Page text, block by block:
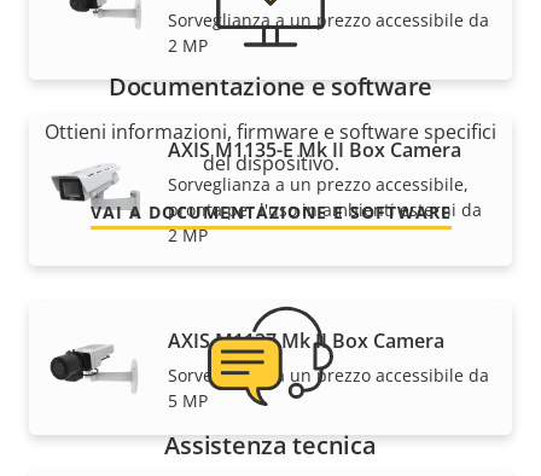
Sorveglianza a un prezzo accessibile da
2 MP
AXIS M1135-E Mk II Box Camera
Sorveglianza a un prezzo accessibile,
pronta per l'uso in ambienti esterni da
2 MP
AXIS M1137 Mk II Box Camera
Sorveglianza a un prezzo accessibile da
5 MP
Documentazione e software
Ottieni informazioni, firmware e software specifici
del dispositivo.
VAI A DOCUMENTAZIONE E SOFTWARE
Assistenza tecnica